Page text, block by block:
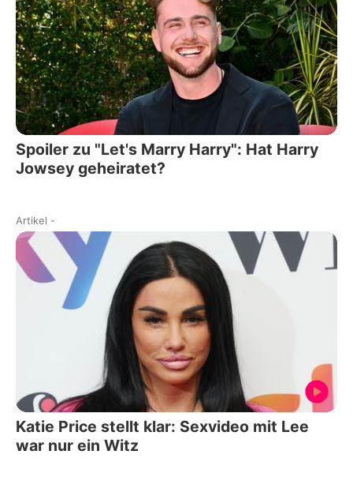
Spoiler zu "Let's Marry Harry": Hat Harry
Jowsey geheiratet?
Artikel -
Katie Price stellt klar: Sexvideo mit Lee
war nur ein Witz